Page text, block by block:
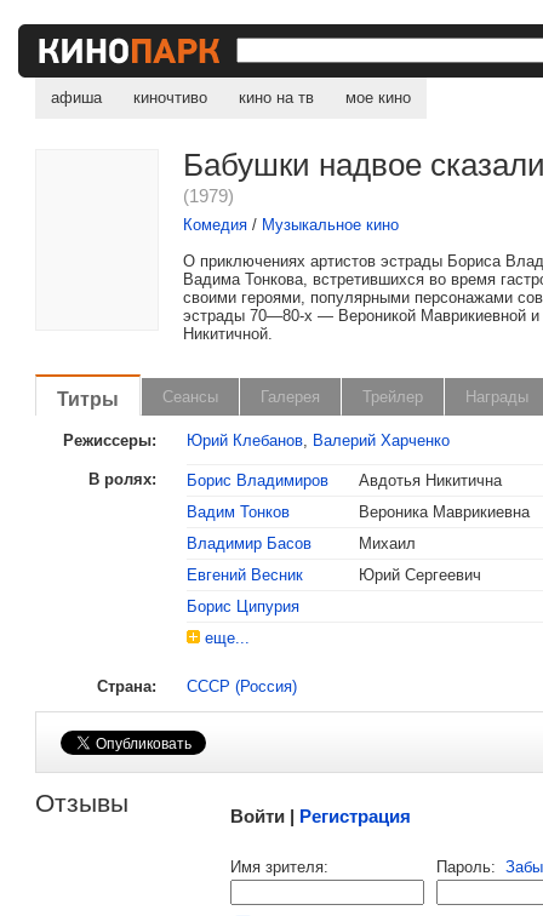
афиша киночтиво кино на тв мое кино
Бабушки надвое
(1979)
Комедия / Музыкальное кино
О приключениях артистов эстрады Бориса
Вадима Тонкова, встретившихся во время
своими героями, популярными персонажами
эстрады 70—80-х — Вероникой Маврикиевной и
Никитичной.
Титры Сеансы Галерея Трейлер Награды
Режиссеры: Юрий Клебанов, Валерий Харченко
В ролях: Борис Владимиров
Авдотья Никитична
Вадим Тонков
Вероника Маврикиевна
Владимир Басов
Михаил
Евгений Весник
Юрий Сергеевич
Борис Ципурия
еще...
Страна: СССР (Россия)
Отзывы Войти | Регистрация
Имя зрителя: Пароль: